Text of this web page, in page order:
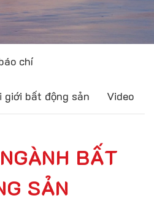
chí
giới bất động sản Video
NGÀNH BẤT
SẢN